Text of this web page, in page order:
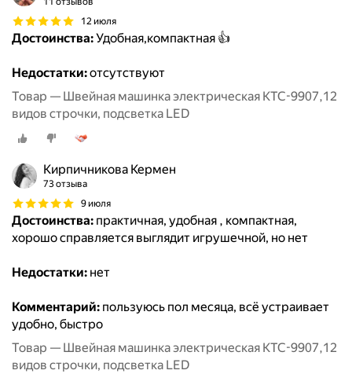
12 июля
Достоинства:Удобная,компактная 👍
Недостатки:отсутствуют
Товар — Швейная машинка электрическая KTC-9907,12
видов строчки, подсветка LED
Кирпичникова Кермен
73 отзыва
9 июля
Достоинства: практичная, удобная , компактная,
хорошо справляется выглядит игрушечной, но нет
Недостатки: нет
Комментарий: пользуюсь пол месяца, всё устраивает
удобно, быстро
Товар — Швейная машинка электрическая KTC-9907,12
видов строчки, подсветка LED